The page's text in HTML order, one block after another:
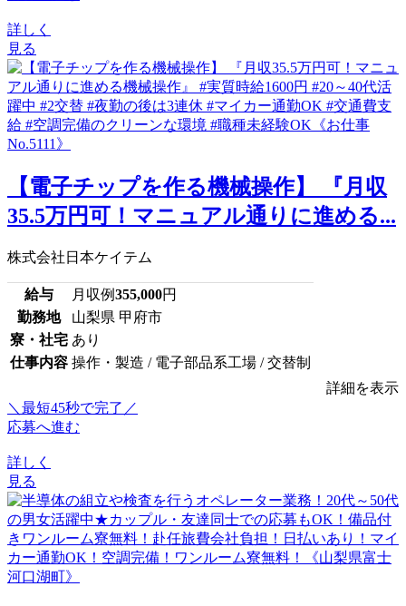
詳しく
見る
【電子チップを作る機械操作】 『月収
35.5万円可！マニュアル通りに進める...
株式会社日本ケイテム
給与 月収例355,000円
勤務地
山梨県 甲府市
寮・社宅 あり
仕事内容 操作・製造 / 電子部品系工場 / 交替制
詳細を表示
＼最短45秒で完了／
応募へ進む
詳しく
見る